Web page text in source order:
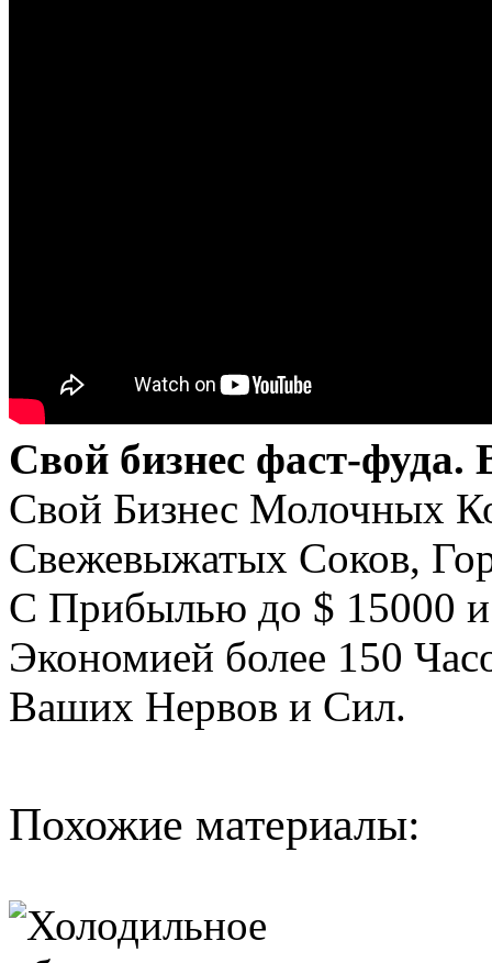
Свой бизнес фаст-фуда.
Свой Бизнес Молочных
Свежевыжатых Соков,
С Прибылью до $ 15000
Экономией более 150
Ваших Нервов и Сил.
Похожие материалы: